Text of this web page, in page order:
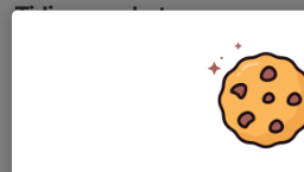
Tidigare nyheter
Det finns inga tidigare nyheter